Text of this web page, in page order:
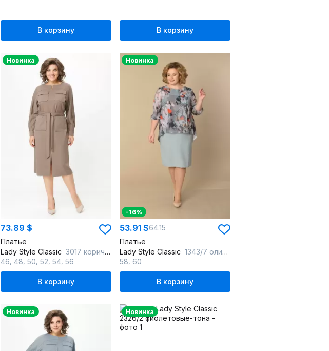
В корзину В корзину
Новинка
73.89 $
Платье
Lady Style Classic 3017 коричневые-тона
46 48 50 52 54 56
В корзину
Новинка
-16%
53.91 $64.15
Платье
Lady Style Classic 1343/7 оливковый
58 60
В корзину
Новинка Новинка